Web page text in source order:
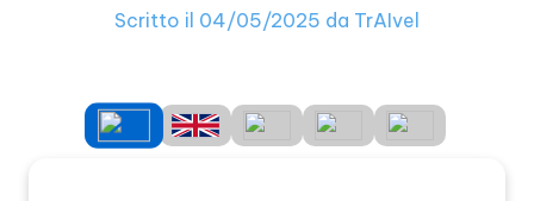
Scritto il 04/05/2025 da TrAIvel